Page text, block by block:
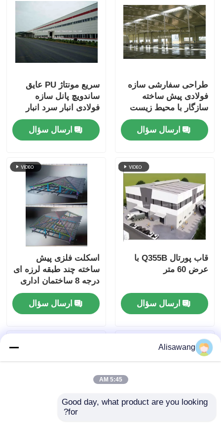
طراحی سفارشی سازه
فولادی پیش ساخته
سازگار با محیط زیست
قابل بازیافت ساختمان
آشیانه هواپیما دارای
گواهینامه CE ISO
ارسال سؤال
سریع مونتاژ PU عایق
ساندویچ پانل سازه
فولادی انبار سرد انبار
پیش ساخته پیچ اتصال
ساختمانارسال سؤال
قاب پورتال Q355B با
عرض 60 متر
ارسال سؤال
اسکلت فلزی پیش
ساخته چند طبقه لرزه ای
درجه 8 ساختمان اداری
هتل قاب مدرسه ساخت
و ساز
ارسال سؤال
Alisawang
5:45 AM
Good day, what product are you looking
for?